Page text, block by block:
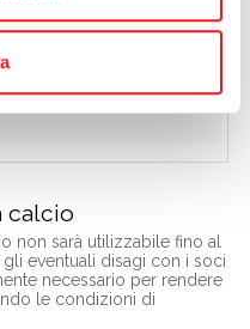
calcio
non sarà utilizzabile fino al
eventuali disagi con i soci
necessario per rendere
le condizioni di